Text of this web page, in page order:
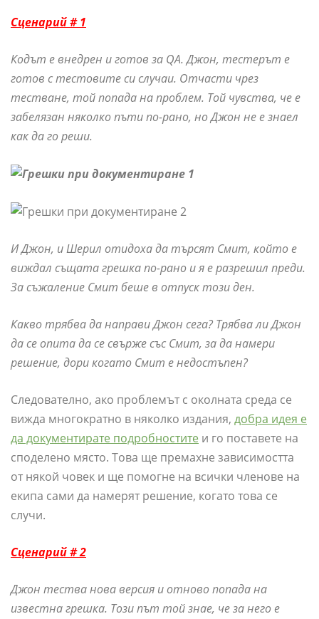
Сценарий # 1
Кодът е внедрен и готов за QA. Джон, тестерът е
готов с тестовите си случаи. Отчасти чрез
тестване, той попада на проблем. Той чувства, че е
забелязан няколко пъти по-рано, но Джон не е знаел
как да го реши.
И Джон, и Шерил отидоха да търсят Смит, който е
виждал същата грешка по-рано и я е разрешил преди.
За съжаление Смит беше в отпуск този ден.
Какво трябва да направи Джон сега? Трябва ли Джон
да се опита да се свърже със Смит, за да намери
решение, дори когато Смит е недостъпен?
Следователно, ако проблемът с околната среда се
вижда многократно в няколко издания, добра идея е
да документирате подробностите и го поставете на
споделено място. Това ще премахне зависимостта
от някой човек и ще помогне на всички членове на
екипа сами да намерят решение, когато това се
случи.
Сценарий # 2
Джон тества нова версия и отново попада на
известна грешка. Този път той знае, че за него е